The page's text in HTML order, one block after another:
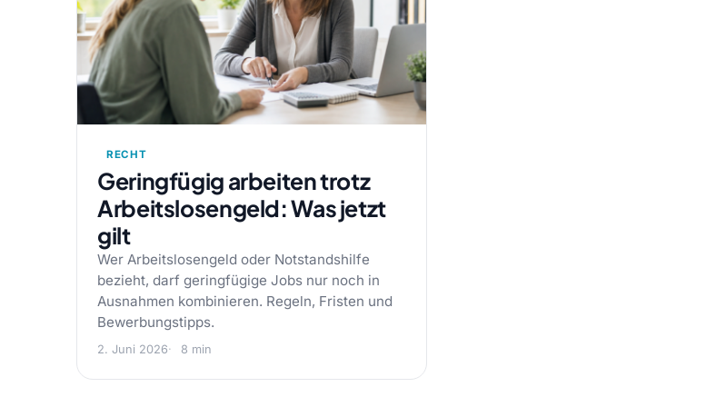
RECHT
Geringfügig arbeiten trotz
Arbeitslosengeld: Was jetzt
gilt
Wer Arbeitslosengeld oder Notstandshilfe
bezieht, darf geringfügige Jobs nur noch in
Ausnahmen kombinieren. Regeln, Fristen und
Bewerbungstipps.
2. Juni 2026 8 min